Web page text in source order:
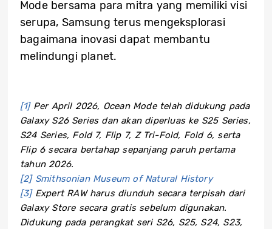
Mode bersama para mitra yang memiliki visi
serupa, Samsung terus mengeksplorasi
bagaimana inovasi dapat membantu
melindungi planet.
[1]Per April 2026, Ocean Mode telah didukung pada
Galaxy S26 Series dan akan diperluas ke S25 Series,
S24 Series, Fold 7, Flip 7, Z Tri-Fold, Fold 6, serta
Flip 6 secara bertahap sepanjang paruh pertama
tahun 2026.
[2] Smithsonian Museum of Natural History
[3]Expert RAW harus diunduh secara terpisah dari
Galaxy Store secara gratis sebelum digunakan.
Didukung pada perangkat seri S26, S25, S24, S23,